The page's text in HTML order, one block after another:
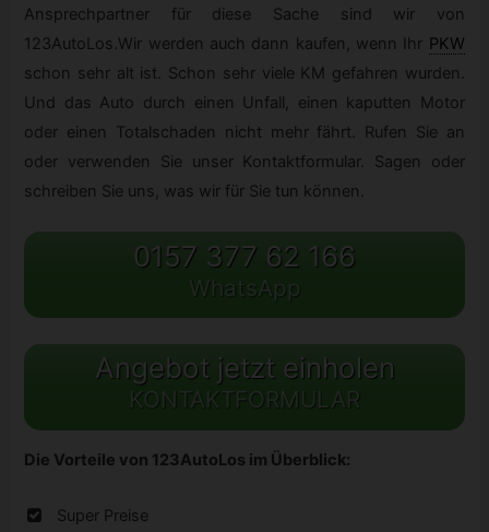
Ansprechpartner für diese Sache sind wir von
123AutoLos.Wir werden auch dann kaufen, wenn Ihr PKW
schon sehr alt ist. Schon sehr viele KM gefahren wurden.
Und das Auto durch einen Unfall, einen kaputten Motor
oder einen Totalschaden nicht mehr fährt. Rufen Sie an
oder verwenden Sie unser Kontaktformular. Sagen oder
schreiben Sie uns, was wir für Sie tun können.
0157 377 62 166
WhatsApp
Angebot jetzt einholen
KONTAKTFORMULAR
Die Vorteile von 123AutoLos im Überblick:
Super Preise